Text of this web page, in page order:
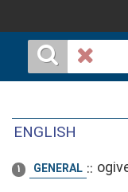
ENGLISH
1 GENERAL ::